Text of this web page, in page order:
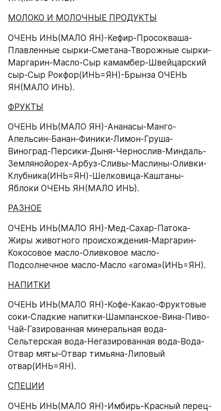
МОЛОКО И МОЛОЧНЫЕ ПРОДУКТЫ
ОЧЕНЬ ИНЬ(МАЛО ЯН)-Кефир-Просокваша-
Плавленные сырки-Сметана-Творожные сырки-
Маргарин-Масло-Сыр камамбер-Швейцарский
сыр-Сыр Рокфор(ИНЬ=ЯН)-Брынза ОЧЕНЬ
ЯН(МАЛО ИНЬ).
ФРУКТЫ
ОЧЕНЬ ИНЬ(МАЛО ЯН)-Ананасы-Манго-
Апельсин-Банан-Финики-Лимон-Груша-
Виноград-Персики-Дыня-Чернослив-Миндаль-
Землянойорех-Арбуз-Сливы-Маслины-Оливки-
Клубника(ИНЬ=ЯН)-Шелковица-Каштаны-
Яблоки ОЧЕНЬ ЯН(МАЛО ИНЬ).
РАЗНОЕ
ОЧЕНЬ ИНЬ(МАЛО ЯН)-Мед-Сахар-Патока-
Жиры животного происхождения-Маргарин-
Кокосовое масло-Оливковое масло-
Подсолнечное масло-Масло «агома»(ИНЬ=ЯН).
НАПИТКИ
ОЧЕНЬ ИНЬ(МАЛО ЯН)-Кофе-Какао-Фруктовые
соки-Сладкие напитки-Шампанское-Вина-Пиво-
Чай-Газированная минеральная вода-
Сельтерская вода-Негазированная вода-Вода-
Отвар мяты-Отвар тимьяна-Липовый
отвар(ИНЬ=ЯН).
СПЕЦИИ
ОЧЕНЬ ИНЬ(МАЛО ЯН)-Имбирь-Красный перец-